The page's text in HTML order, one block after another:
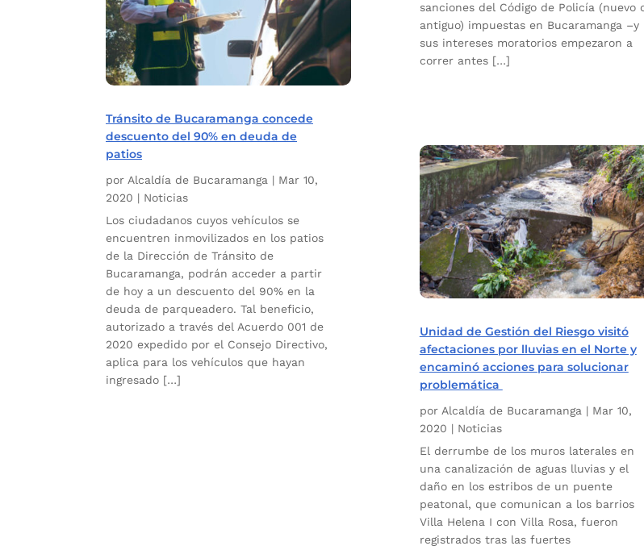
Tránsito de Bucaramanga concede
descuento del 90% en deuda de
patios
por Alcaldía de Bucaramanga | Mar 10,
2020 | Noticias
Los ciudadanos cuyos vehículos se
encuentren inmovilizados en los patios
de la Dirección de Tránsito de
Bucaramanga, podrán acceder a partir
de hoy a un descuento del 90% en la
deuda de parqueadero. Tal beneficio,
autorizado a través del Acuerdo 001 de
2020 expedido por el Consejo Directivo,
aplica para los vehículos que hayan
ingresado […]
sanciones del Código de Policía (nuevo
antiguo) impuestas en Bucaramanga –y
sus intereses moratorios empezaron a
correr antes […]
Unidad de Gestión del Riesgo visitó
afectaciones por lluvias en el Norte y
encaminó acciones para solucionar
problemática
por Alcaldía de Bucaramanga| Mar 10,
2020 | Noticias
El derrumbe de los muros laterales en
una canalización de aguas lluvias y el
daño en los estribos de un puente
peatonal, que comunican a los barrios
Villa Helena I con Villa Rosa, fueron
registrados tras las fuertes